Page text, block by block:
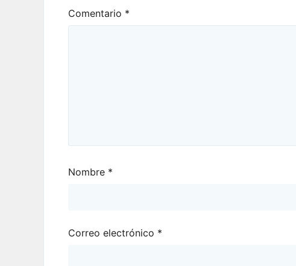
Comentario *
Nombre *
Correo electrónico *